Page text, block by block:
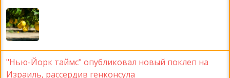
"Нью-Йорк таймс" опубликовал новый поклеп на
Израиль, рассердив генконсула